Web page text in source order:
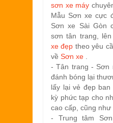
sơn xe máy
Mẫu Sơn xe cực
Sơn xe Sài Gòn
sơn tân trang,
xe đẹp theo yêu
về Sơn xe .
- Tân trang - Sơn
đánh bóng lại
lấy lại vẻ đẹp
kỳ phức tạp cho
cao cấp, cũng như
- Trung tâm Sơn